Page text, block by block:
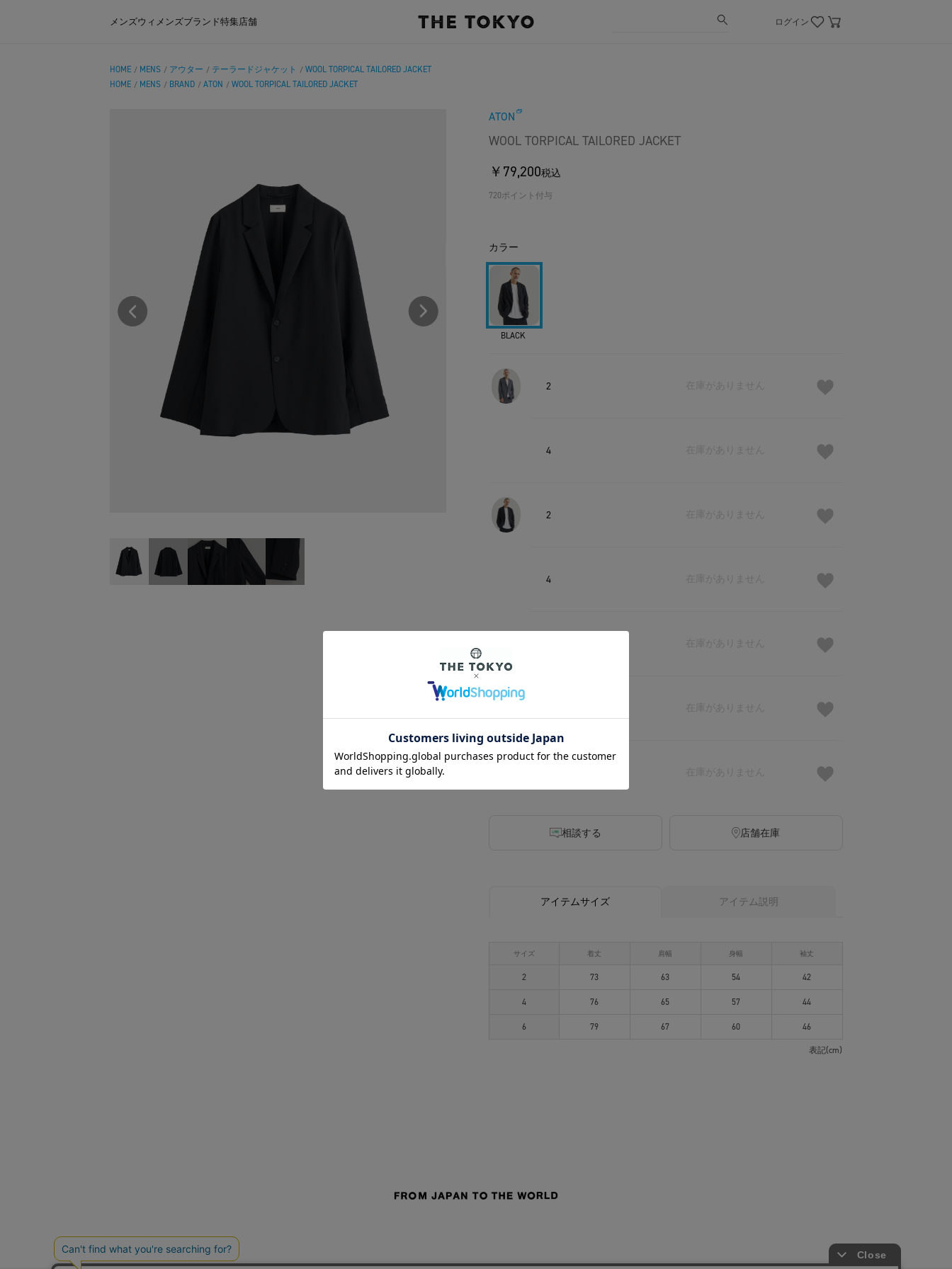
メンズウィメンズブランド特集店舗 ログイン
HOME / MENS / アウター / テーラードジャケット / WOOL TORPICAL TAILORED JACKET
HOME / MENS / BRAND / ATON / WOOL TORPICAL TAILORED JACKET
ATON
WOOL TORPICAL TAILORED JACKET
￥79,200税込
720ポイント付与
カラー
BLACK
2
4
2
4
相談する 店舗在庫
アイテムサイズ アイテム説明
サイズ 着丈 肩幅 身幅 袖丈
2 73 63 54 42
4 76 65 57 44
6 79 67 60 46
表記(cm)